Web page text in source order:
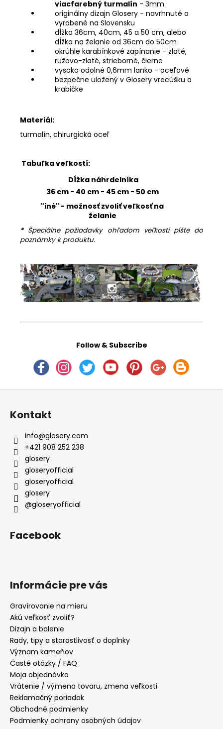
viacfarebný turmalín - 3mm
originálny dizajn Glosery - navrhnuté a
vyrobené na Slovensku
dĺžka 36cm, 40cm, 45 a 50 cm, alebo
dĺžka na želanie od 36cm do 50cm
okrúhle karabínkové zapínanie - zlaté,
ružovo-zlaté, strieborné, čierne
vysoko odolné 0,6mm lanko - oceľové
bezpečne uložený v Glosery vrecúšku a
krabičke
Materiál:
turmalín, chirurgická oceľ
Tabuľka veľkostí:
Dĺžka náhrdelníka
36 cm - 40 cm - 45 cm - 50 cm
"iné" - možnosť zvoliť veľkosť na
želanie
*Špeciálne požiadavky ohľadom veľkosti píšte do
poznámky k produktu.
Follow & Subscribe
Z
Kontakt
info@glosery.com
+421 908 252 238
glosery
gloseryofficial
gloseryofficial
glosery
@gloseryofficial
Facebook
Informácie pre vás
Gravírovanie na mieru
Akú veľkosť zvoliť?
Dizajn a balenie
Rady, tipy a starostlivosť o doplnky
Význam kameňov
Časté otázky / FAQ
Moja objednávka
Vrátenie / výmena tovaru, zmena veľkosti
Reklamačný poriadok
Obchodné podmienky
Podmienky ochrany osobných údajov